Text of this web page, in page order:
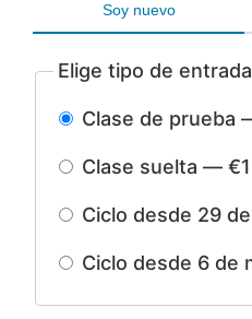
Soy nuevo
Elige tipo de entrada
Clase de prueba
Clase suelta —
Ciclo desde 29
Ciclo desde 6